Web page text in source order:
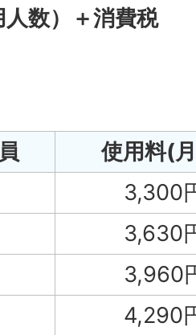
数）＋消費税
使用料(
3,300
3,630
3,960
4,290